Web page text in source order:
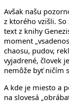
Avšak našu
z ktorého vzišli.
text z knihy
moment
chaosu, pudov,
vyjadrené, človek
nemôže byť ničím
A kde je miesto a
na slovesá